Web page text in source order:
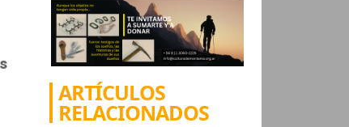
ARTÍCULOS
RELACIONADOS